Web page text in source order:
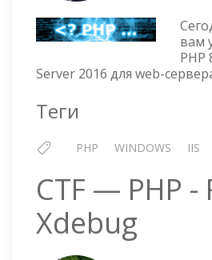
вам
PHP
Server 2016 для web-
Теги
PHP WINDOWS IIS
CTF — PHP -
Xdebug